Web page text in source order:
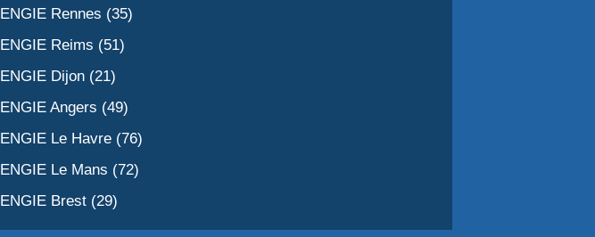
ENGIE Rennes (35)
ENGIE Reims (51)
ENGIE Dijon (21)
ENGIE Angers (49)
ENGIE Le Havre (76)
ENGIE Le Mans (72)
ENGIE Brest (29)